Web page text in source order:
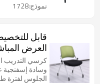
نموذج:1728
قابل
العرض
غرفة
الدراسية
كرسي التدريب
وسادة إسفنجية
الجلوس لفترة